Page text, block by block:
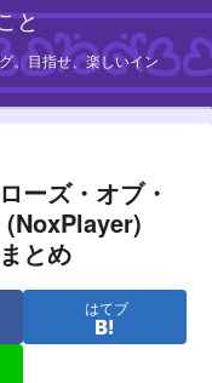
と
。目指せ、楽しいイン
ーズ・オブ・
(NoxPlayer)
とめ
はてブ